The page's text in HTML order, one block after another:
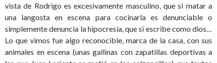
vista de Rodrigo es excesivamente masculino, que si matar a
una langosta en escena para cocinarla es denunciable o
simplemente denuncia la hipocresía, que si escribe como dios…
Lo que vimos fue algo reconocible, marca de la casa, con sus
animales en escena (unas gallinas con zapatillas deportivas a